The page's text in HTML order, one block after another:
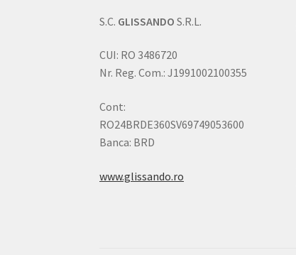
S.C. GLISSANDO S.R.L.
CUI: RO 3486720
Nr. Reg. Com.: J1991002100355
Cont:
RO24BRDE360SV69749053600
Banca: BRD
www.glissando.ro